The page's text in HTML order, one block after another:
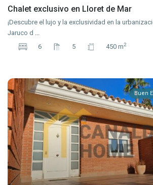
Chalet exclusivo en Lloret de Mar
¡Descubre el lujo y la exclusividad en la
Jaruco d ...
6
5 450 m2
Buen